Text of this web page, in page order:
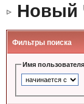
Новый
Фильтры поиска
Имя пользователя